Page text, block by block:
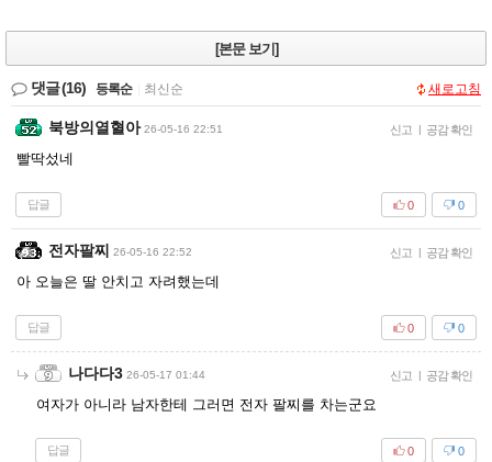
[본문 보기]
댓글(16) 등록순 최신순 새로고침
북방의열혈아 26-05-16 22:51 신고 | 공감 확인
빨딱섰네
답글 0
0
전자팔찌 26-05-16 22:52 신고 | 공감 확인
아 오늘은 딸 안치고 자려했는데
답글 0
0
나다다3 26-05-17 01:44 신고 | 공감 확인
여자가 아니라 남자한테 그러면 전자 팔찌를 차는군요
답글 0
0